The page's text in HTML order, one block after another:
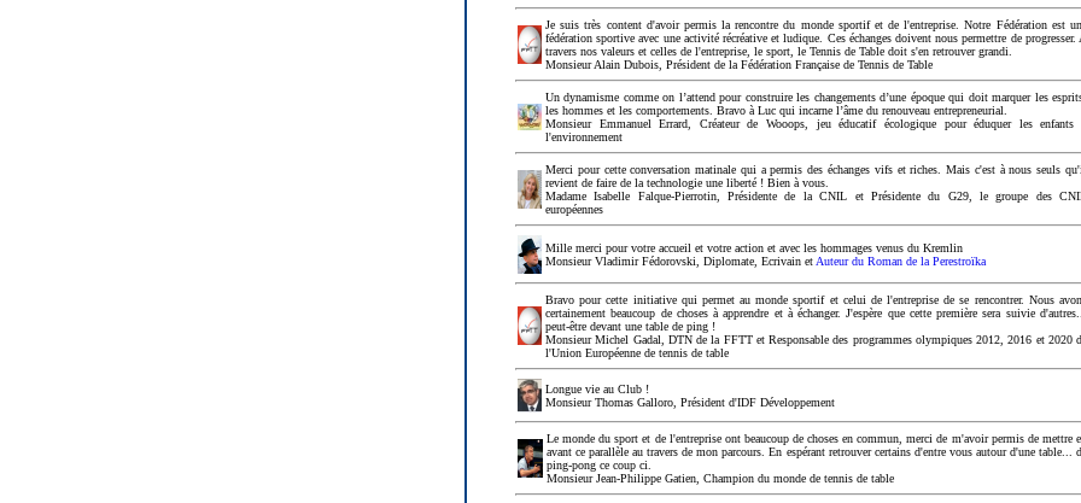
Je suis très content d'avoir permis la rencontre du monde sportif et de l'entreprise. Notre Fédération est
fédération sportive avec une activité récréative et ludique. Ces échanges doivent nous permettre de progresser.
travers nos valeurs et celles de l'entreprise, le sport, le Tennis de Table doit s'en retrouver grandi.
Monsieur Alain Dubois, Président de la Fédération Française de Tennis de Table
Un dynamisme comme on l’attend pour construire les changements d’une époque qui doit marquer les
les hommes et les comportements. Bravo à Luc qui incarne l’âme du renouveau entrepreneurial.
Monsieur Emmanuel Errard, Créateur de Wooops, jeu éducatif écologique pour éduquer les enfants
l'environnement
Merci pour cette conversation matinale qui a permis des échanges vifs et riches. Mais c'est à nous seuls
revient de faire de la technologie une liberté ! Bien à vous.
Madame Isabelle Falque-Pierrotin, Présidente de la CNIL et Présidente du G29, le groupe des
européennes
Mille merci pour votre accueil et votre action et avec les hommages venus du Kremlin
Monsieur Vladimir Fédorovski, Diplomate, Ecrivain et Auteur du Roman de la Perestroïka
Bravo pour cette initiative qui permet au monde sportif et celui de l'entreprise de se rencontrer. Nous
certainement beaucoup de choses à apprendre et à échanger. J'espère que cette première sera suivie d'autres...
peut-être devant une table de ping !
Monsieur Michel Gadal, DTN de la FFTT et Responsable des programmes olympiques 2012, 2016 et 2020
l'Union Européenne de tennis de table
Longue vie au Club !
Monsieur Thomas Galloro, Président d'IDF Développement
Le monde du sport et de l'entreprise ont beaucoup de choses en commun, merci de m'avoir permis de mettre
avant ce parallèle au travers de mon parcours. En espérant retrouver certains d'entre vous autour d'une table...
ping-pong ce coup ci.
Monsieur Jean-Philippe Gatien, Champion du monde de tennis de table